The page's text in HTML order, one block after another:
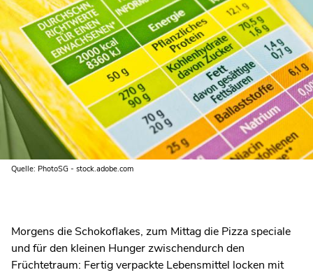
Quelle: PhotoSG - stock.adobe.com
Morgens die Schokoflakes, zum Mittag die Pizza speciale
und für den kleinen Hunger zwischendurch den
Früchtetraum: Fertig verpackte Lebensmittel locken mit